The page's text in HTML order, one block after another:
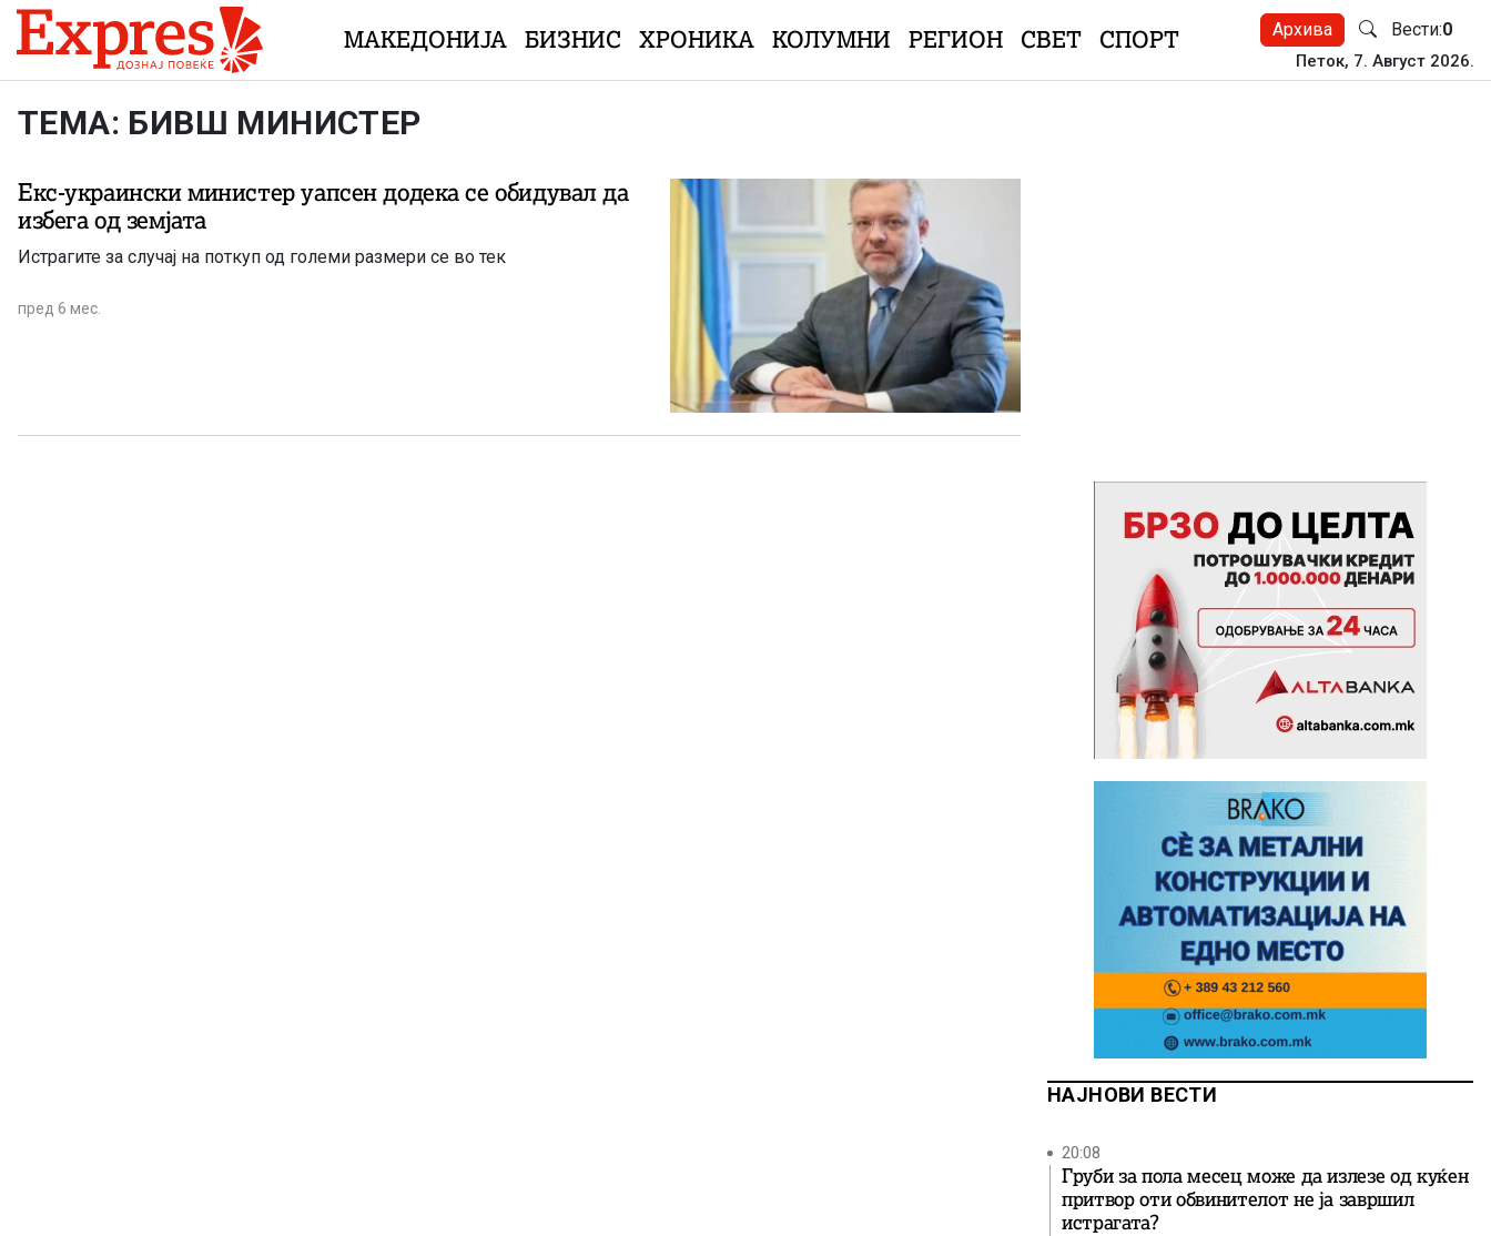
Skip to content
МАКЕДОНИЈА БИЗНИС ХРОНИКА КОЛУМНИ РЕГИОН СВЕТ СПОРТ Архива Вести:0
Петок, 7. Август 2026.
ТЕМА: БИВШ МИНИСТЕР
Екс-украински министер уапсен додека се обидувал да
избега од земјата
Истрагите за случај на поткуп од големи размери се во тек
пред 6 мес.
НАЈНОВИ ВЕСТИ
20:08
Груби за пола месец може да излезе од куќен
притвор оти обвинителот не ја завршил
истрагата?